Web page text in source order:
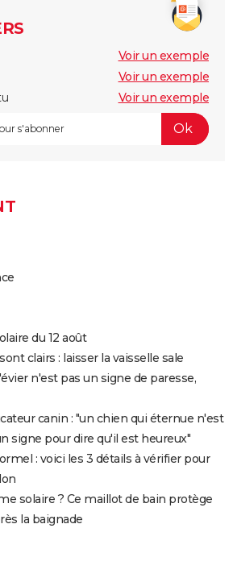
Voir un exemple
Voir un exemple
Voir un exemple
du 12 août
clairs : laisser la vaisselle sale
n'est pas un signe de paresse,
canin : "un chien qui éternue n'est
signe pour dire qu'il est heureux"
: voici les 3 détails à vérifier pour
solaire ? Ce maillot de bain protège
la baignade